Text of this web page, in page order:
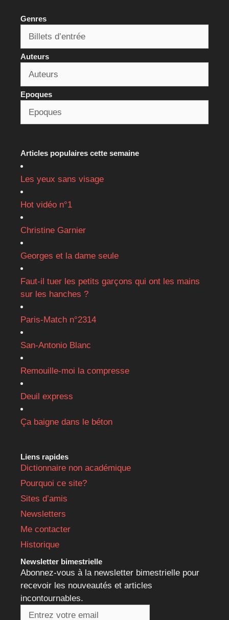
Genres
Auteurs
Epoques
Articles populaires cette semaine
Les yeux sans visage
Hot vidéo n°1
Christine Garnier
Georges et la dame seule
Faut-il tuer les petits garçons qui ont les mains
sur les hanches ?
Paris-Match n°2314
San-Antonio Blanc
Remouille-moi la compresse
Deuil express
Ça baigne dans le béton
Liens rapides
Dictionnaire non académique
Pourquoi ce site?
Sites d’amis
Newsletters
Me contacter
Historique
Newsletter bimestrielle
Abonnez-vous à la newsletter bimestrielle pour
recevoir les nouveautés et articles
incontournables.